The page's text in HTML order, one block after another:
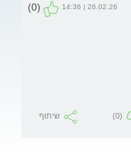
26.02.26 | 14:36
(0)
(0) שיתוף